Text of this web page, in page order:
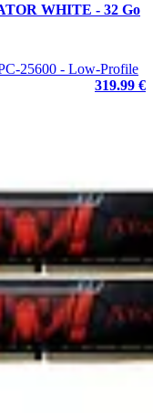
WHITE - 32 Go
25600 - Low-Profile
319.99 €